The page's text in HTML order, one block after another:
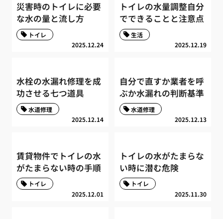
災害時のトイレに必要
な水の量と流し方
2025.12.24
トイレ
トイレの水量調整自分
でできることと注意点
2025.12.19
生活
水栓の水漏れ修理を成
功させる七つ道具
2025.12.14
水道修理
自分で直すか業者を呼
ぶか水漏れの判断基準
2025.12.13
水道修理
賃貸物件でトイレの水
がたまらない時の手順
2025.12.01
トイレ
トイレの水がたまらな
い時に潜む危険
2025.11.30
トイレ